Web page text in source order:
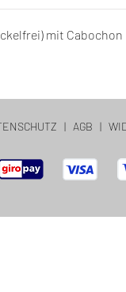
mit Cabochon
| AGB |